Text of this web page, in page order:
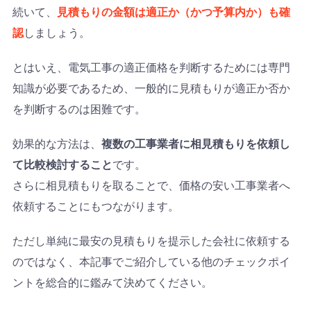
続いて、
見積もりの金額は適正か（かつ予算内か）も確
認しましょう。
とはいえ、電気工事の適正価格を判断するためには専門
知識が必要であるため、一般的に見積もりが適正か否か
を判断するのは困難です。
効果的な方法は、 複数の工事業者に相見積もりを依頼し
て比較検討することです。
さらに相見積もりを取ることで、価格の安い工事業者へ
依頼することにもつながります。
ただし単純に最安の見積もりを提示した会社に依頼する
のではなく、本記事でご紹介している他のチェックポイ
ントを総合的に鑑みて決めてください。